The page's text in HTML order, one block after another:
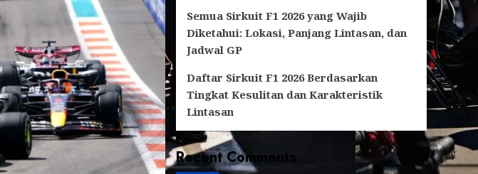
Semua Sirkuit F1 2026 yang Wajib
Diketahui: Lokasi, Panjang Lintasan, dan
Jadwal GP
Daftar Sirkuit F1 2026 Berdasarkan
Tingkat Kesulitan dan Karakteristik
Lintasan
Recent Comments